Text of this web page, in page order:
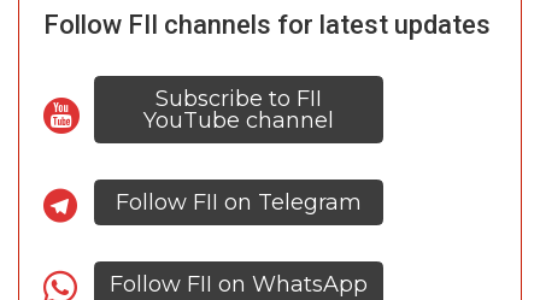
Follow FII channels for latest updates
Subscribe to FII
YouTube channel
Follow FII on Telegram
Follow FII on WhatsApp